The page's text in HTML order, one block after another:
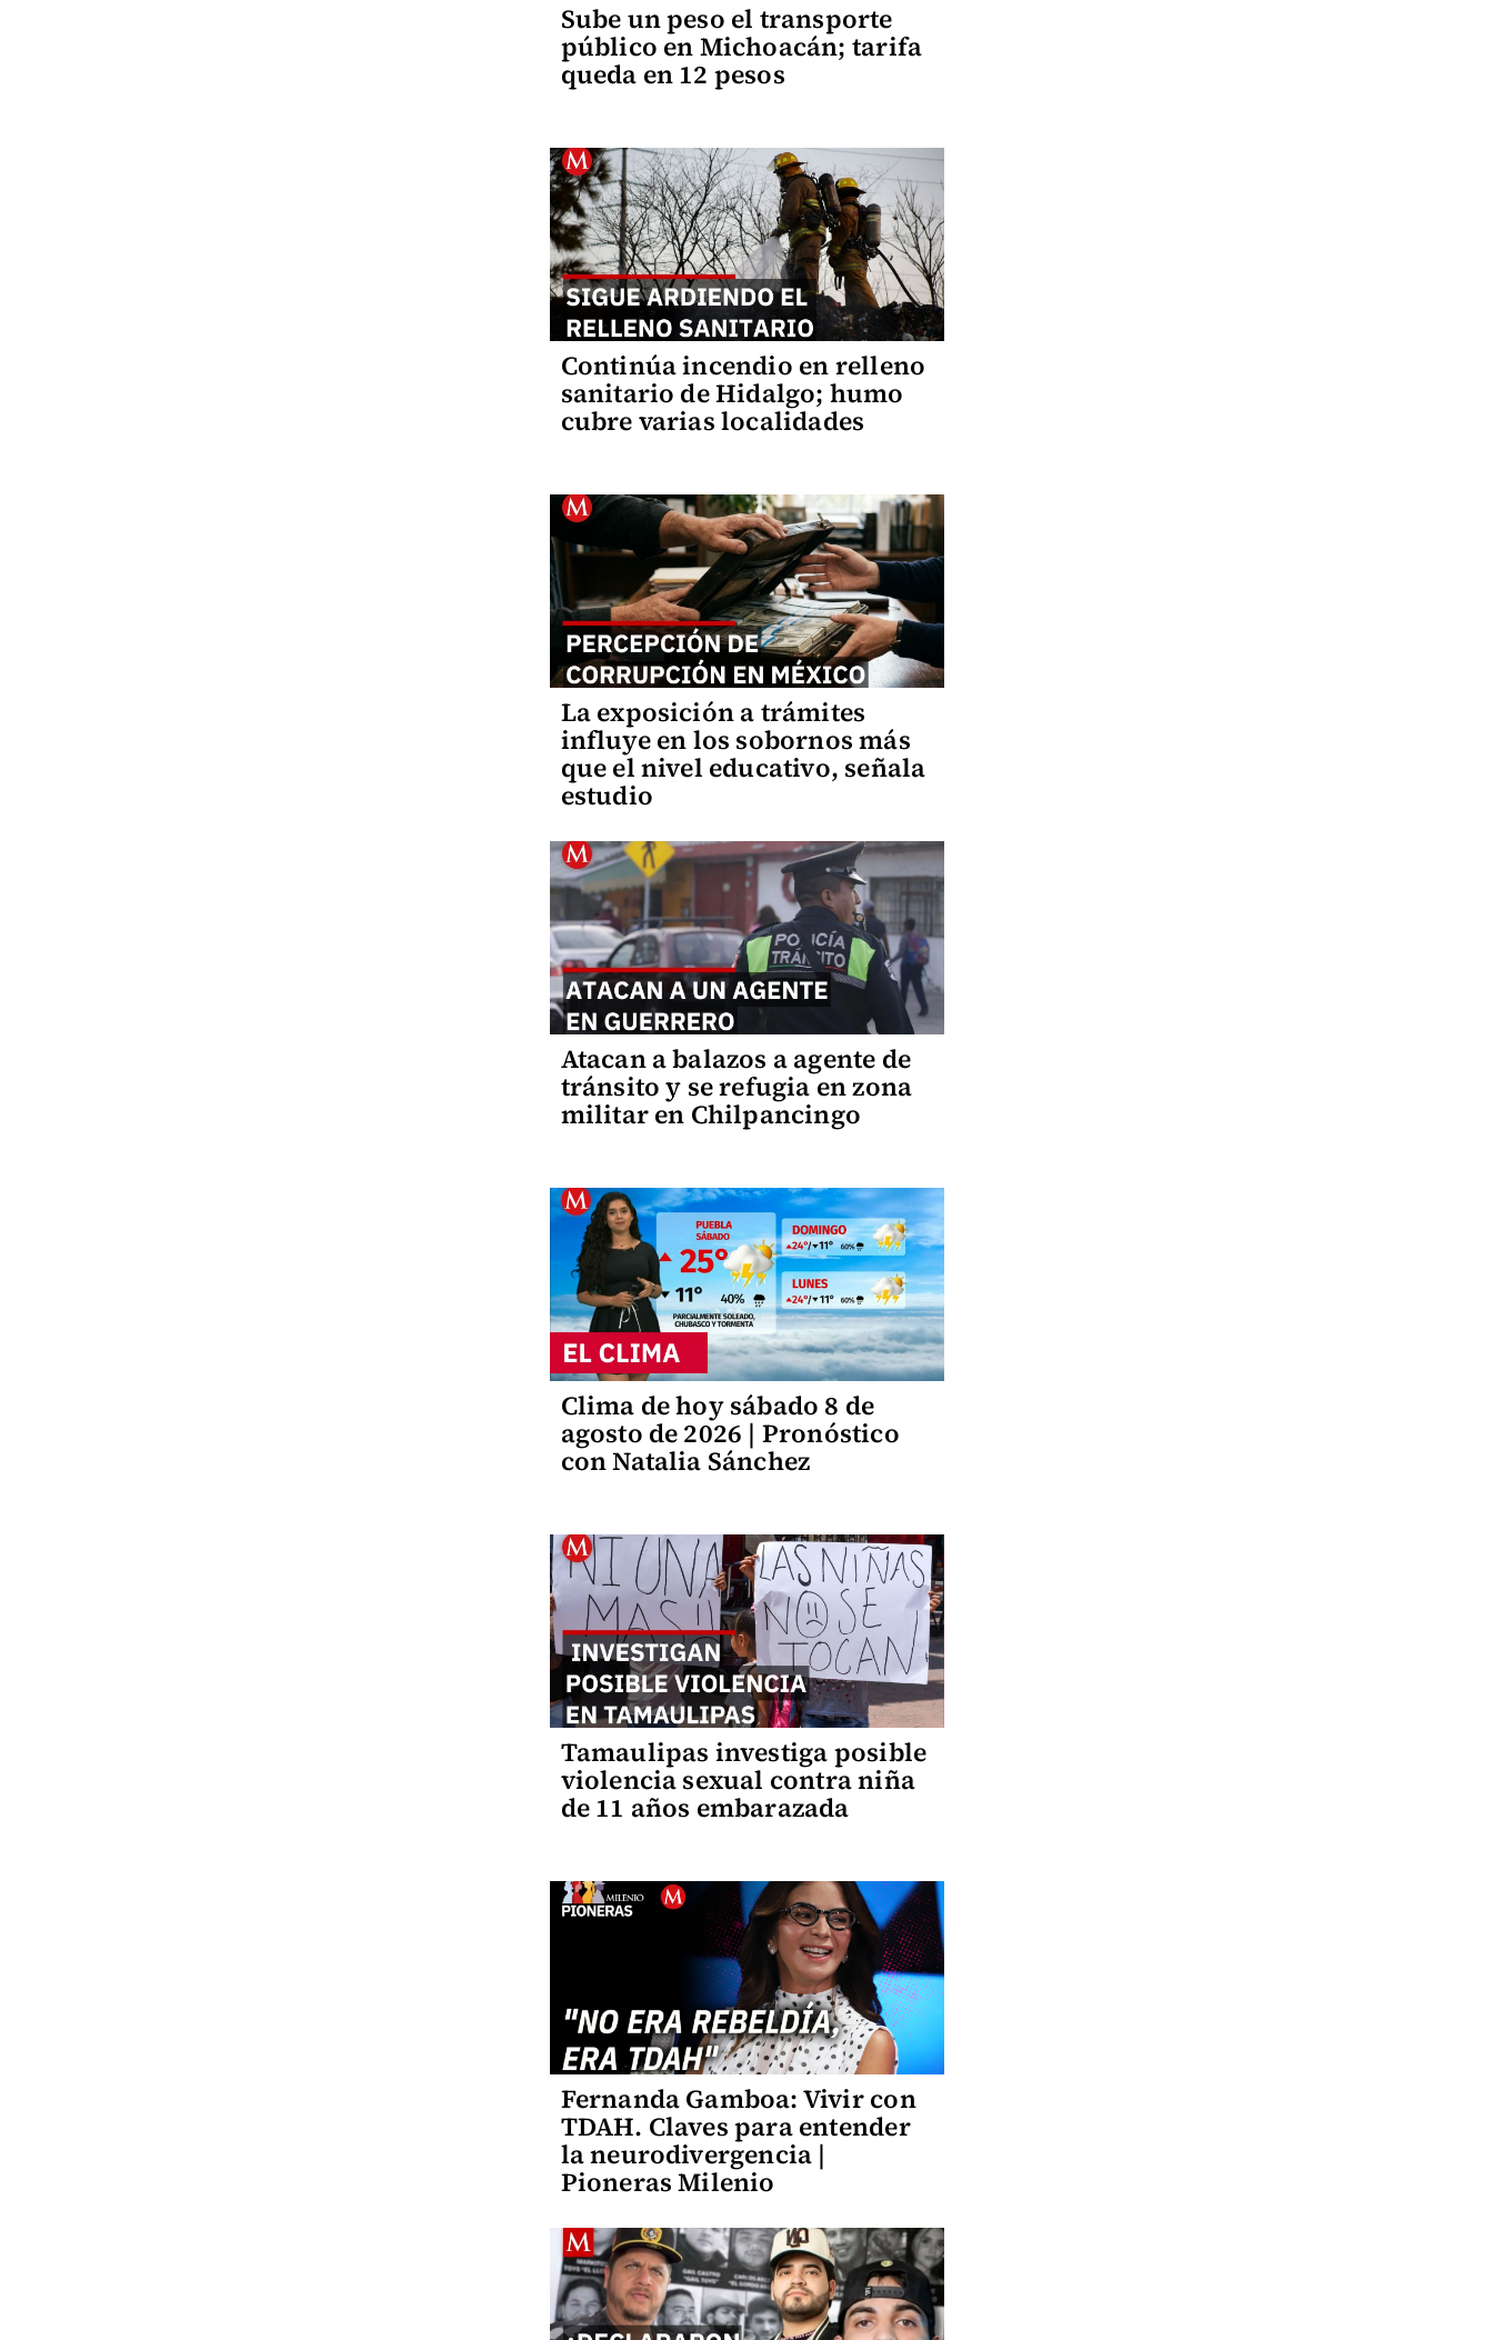
Sube un peso el transporte
público en Michoacán; tarifa
queda en 12 pesos
Continúa incendio en relleno
sanitario de Hidalgo; humo
cubre varias localidades
La exposición a trámites
influye en los sobornos más
que el nivel educativo, señala
estudio
Atacan a balazos a agente de
tránsito y se refugia en zona
militar en Chilpancingo
Clima de hoy sábado 8 de
agosto de 2026 | Pronóstico
con Natalia Sánchez
Tamaulipas investiga posible
violencia sexual contra niña
de 11 años embarazada
Fernanda Gamboa: Vivir con
TDAH. Claves para entender
la neurodivergencia |
Pioneras Milenio